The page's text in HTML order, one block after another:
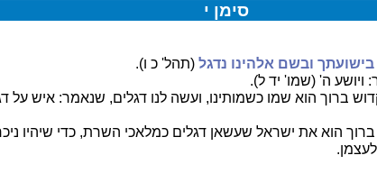
סימן י
בישועתך ובשם אלהינו נדגל (תהל' כ ו).
ויושע ה' (שמו' יד ל).
ברוך הוא שמו כשמותינו, ועשה לנו דגלים, שנאמר: איש על
הוא את ישראל שעשאן דגלים כמלאכי השרת, כדי שיהיו